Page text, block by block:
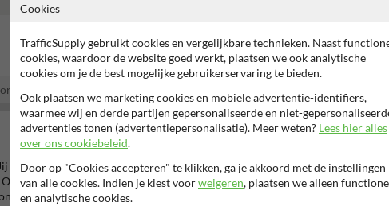
verzamelplaats
wilt dat iedereen op jouw locatie meteen weet waar hij heen moet. Daarom
elk bedrijventerrein en bouwplaats zie je zo’n bord, vaak uitgevoerd als
dezelfde boodschap begrijpt. Je voorkomt paniek en onduidelijkheid
Cookies
TrafficSupply gebruikt cookies en vergelijkbare technieken. Naast
cookies, waardoor de website goed werkt, plaatsen we ook analytische
cookies om je de best mogelijke gebruikerservaring te bieden.
Ook plaatsen we marketing cookies en mobiele advertentie-identifiers,
waarmee wij en derde partijen gepersonaliseerde en niet-
advertenties tonen (advertentiepersonalisatie). Meer weten? Lees hier alles
over ons cookiebeleid.
Door op "Cookies accepteren" te klikken, ga je akkoord met de instellingen
van alle cookies. Indien je kiest voorweigeren, plaatsen we alleen
en analytische cookies.